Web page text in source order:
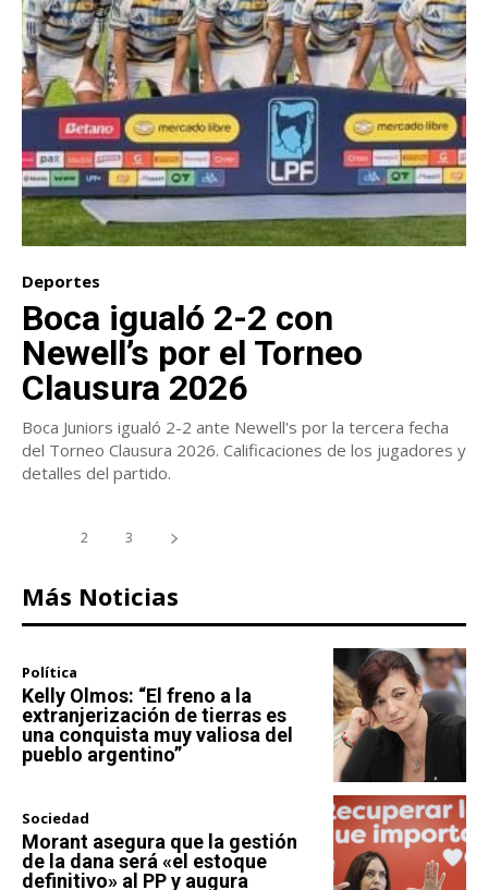
Deportes
Boca igualó 2-2 con
Newell’s por el Torneo
Clausura 2026
Boca Juniors igualó 2-2 ante Newell's por la tercera fecha
del Torneo Clausura 2026. Calificaciones de los jugadores y
detalles del partido.
2 3
Más Noticias
Política
Kelly Olmos: “El freno a la
extranjerización de tierras es
una conquista muy valiosa del
pueblo argentino”
Sociedad
Morant asegura que la gestión
de la dana será «el estoque
definitivo» al PP y augura